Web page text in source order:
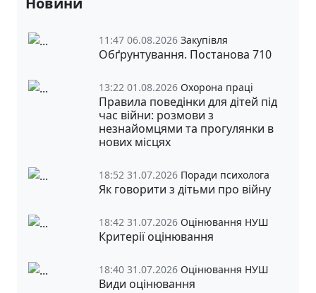
11:47 06.08.2026 Закупівля
Обґрунтування. Постанова 710
13:22 01.08.2026 Охорона праці
Правила поведінки для дітей під
час війни: розмови з
незнайомцями та прогулянки в
нових місцях
18:52 31.07.2026 Поради психолога
Як говорити з дітьми про війну
18:42 31.07.2026 Оцінювання НУШ
Критерії оцінювання
18:40 31.07.2026 Оцінювання НУШ
Види оцінювання